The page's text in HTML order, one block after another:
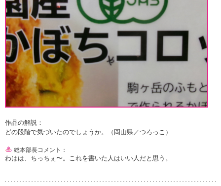
作品の解説：
どの段階で気づいたのでしょうか。（岡山県／つろっこ）
総本部長コメント：
わはは、ちっちぇ〜。これを書いた人はいい人だと思う。